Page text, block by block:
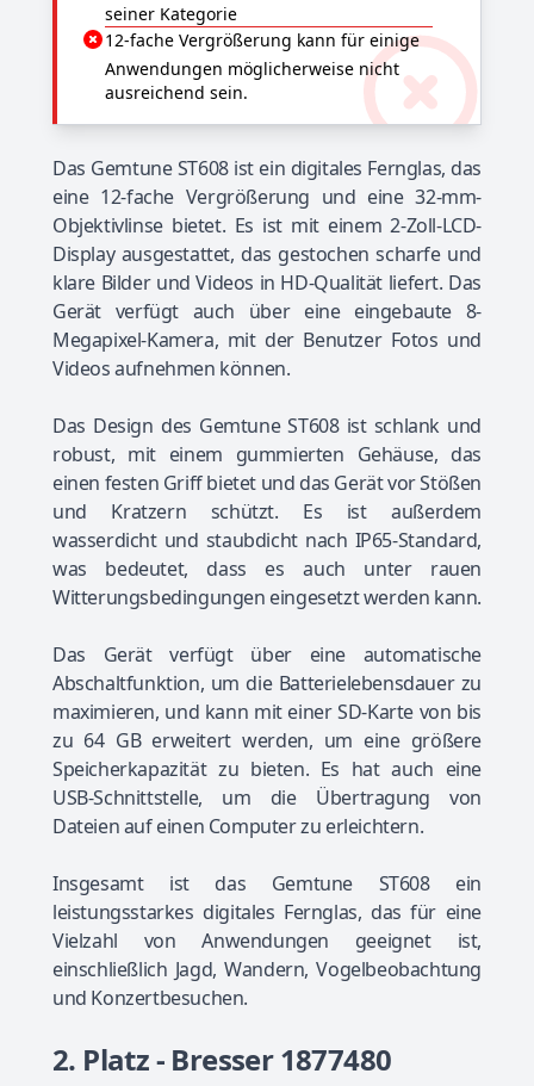
seiner Kategorie
12-fache Vergrößerung kann für einige
Anwendungen möglicherweise nicht
ausreichend sein.
Das Gemtune ST608 ist ein digitales Fernglas, das
eine 12-fache Vergrößerung und eine 32-mm-
Objektivlinse bietet. Es ist mit einem 2-Zoll-LCD-
Display ausgestattet, das gestochen scharfe und
klare Bilder und Videos in HD-Qualität liefert. Das
Gerät verfügt auch über eine eingebaute 8-
Megapixel-Kamera, mit der Benutzer Fotos und
Videos aufnehmen können.
Das Design des Gemtune ST608 ist schlank und
robust, mit einem gummierten Gehäuse, das
einen festen Griff bietet und das Gerät vor Stößen
und Kratzern schützt. Es ist außerdem
wasserdicht und staubdicht nach IP65-Standard,
was bedeutet, dass es auch unter rauen
Witterungsbedingungen eingesetzt werden kann.
Das Gerät verfügt über eine automatische
Abschaltfunktion, um die Batterielebensdauer zu
maximieren, und kann mit einer SD-Karte von bis
zu 64 GB erweitert werden, um eine größere
Speicherkapazität zu bieten. Es hat auch eine
USB-Schnittstelle, um die Übertragung von
Dateien auf einen Computer zu erleichtern.
Insgesamt ist das Gemtune ST608 ein
leistungsstarkes digitales Fernglas, das für eine
Vielzahl von Anwendungen geeignet ist,
einschließlich Jagd, Wandern, Vogelbeobachtung
und Konzertbesuchen.
2. Platz - Bresser 1877480